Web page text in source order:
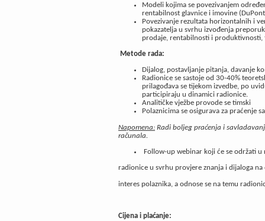
Modeli kojima se povezivanjem
rentabilnost glavnice i imovine
Povezivanje rezultata horizontalnih i
pokazatelja u svrhu izvođenja
prodaje, rentabilnosti i produktivnosti,
Metode rada:
Dijalog, postavljanje pitanja, davanje
Radionice se sastoje od 30-40%
prilagođava se tijekom izvedbe, po
participiraju u dinamici radionice.
Analitičke vježbe provode se timski
Polaznicima se osigurava za praćenje
Napomena: Radi boljeg praćenja i
računala.
Follow-up webinar koji će se održati
radionice u svrhu provjere znanja i dijaloga
interes polaznika, a odnose se na temu
Cijena i plaćanje: